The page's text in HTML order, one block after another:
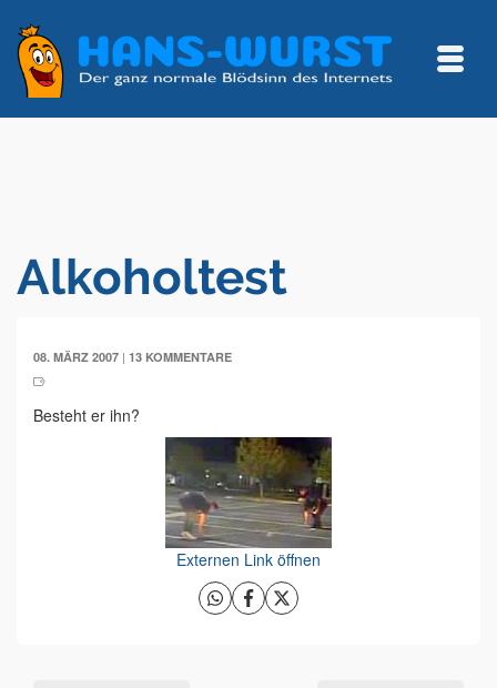
Alkoholtest
08. MÄRZ 2007 | 13 KOMMENTARE
Besteht er ihn?
Externen Link öffnen